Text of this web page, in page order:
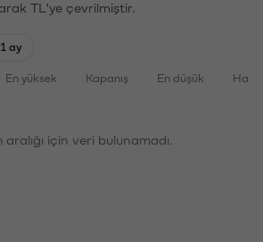
TL'ye çevrilmiştir.
1 ay
En yüksek Kapanış En düşük
aralığı için veri bulunamadı.